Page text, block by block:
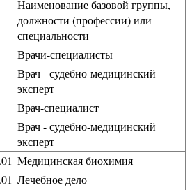
Наименование базовой группы,
должности (профессии) или
специальности
Врачи-специалисты
Врач - судебно-медицинский
эксперт
Врач-специалист
Врач - судебно-медицинский
эксперт
Медицинская биохимия
Лечебное дело